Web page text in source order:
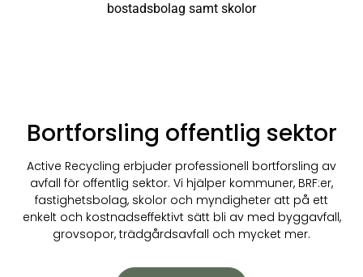
bostadsbolag samt skolor
Bortforsling offentlig sektor
Active Recycling erbjuder professionell bortforsling av
avfall för offentlig sektor. Vi hjälper kommuner, BRF:er,
fastighetsbolag, skolor och myndigheter att på ett
enkelt och kostnadseffektivt sätt bli av med byggavfall,
grovsopor, trädgårdsavfall och mycket mer.